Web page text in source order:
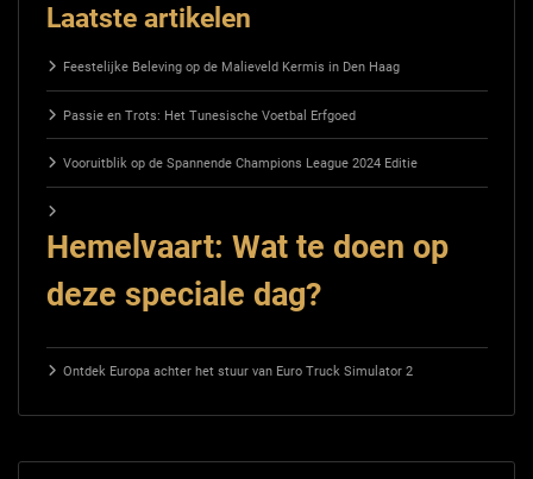
Laatste artikelen
Feestelijke Beleving op de Malieveld Kermis in Den Haag
Passie en Trots: Het Tunesische Voetbal Erfgoed
Vooruitblik op de Spannende Champions League 2024 Editie
Hemelvaart: Wat te doen op
deze speciale dag?
Ontdek Europa achter het stuur van Euro Truck Simulator 2